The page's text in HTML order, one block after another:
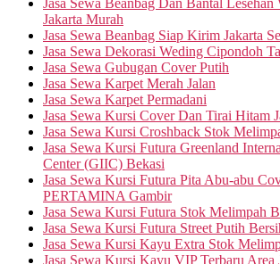
Jakarta Murah
Jasa Sewa Beanbag Siap Kirim Jakarta
Jasa Sewa Dekorasi Weding Cipondoh
Jasa Sewa Gubugan Cover Putih
Jasa Sewa Karpet Merah Jalan
Jasa Sewa Karpet Permadani
Jasa Sewa Kursi Cover Dan Tirai Hitam
Jasa Sewa Kursi Croshback Stok
Jasa Sewa Kursi Futura Greenland
Center (GIIC) Bekasi
Jasa Sewa Kursi Futura Pita Abu-abu
PERTAMINA Gambir
Jasa Sewa Kursi Futura Stok Melimpah
Jasa Sewa Kursi Futura Street Putih
Jasa Sewa Kursi Kayu Extra Stok
Jasa Sewa Kursi Kayu VIP Terbaru Area